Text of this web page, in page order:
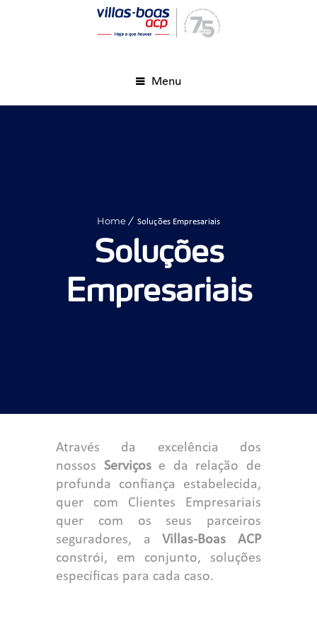
Menu
Home Soluções Empresariais
Soluções
Empresariais
Através da excelência dos
nossos Serviçose da relação de
profunda confiança estabelecida,
quer com Clientes Empresariais
quer com os seus parceiros
seguradores, aVillas-Boas ACP
constrói, em conjunto, soluções
específicas para cada caso.